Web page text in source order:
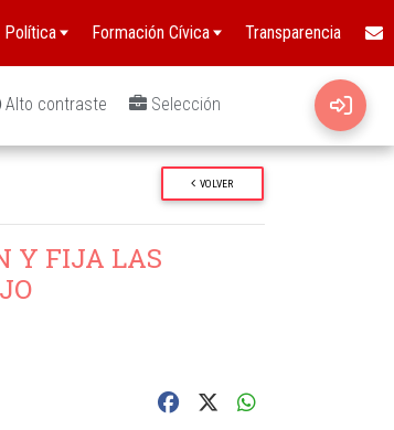
Política Formación Cívica Transparencia
Alto contraste Selección
VOLVER
Y FIJA LAS